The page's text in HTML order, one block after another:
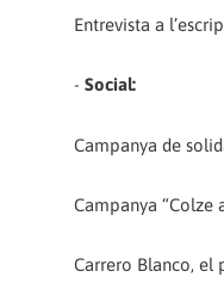
Entrevista a
- Social:
Campanya de
Campanya “Colze
Carrero Blanco, el